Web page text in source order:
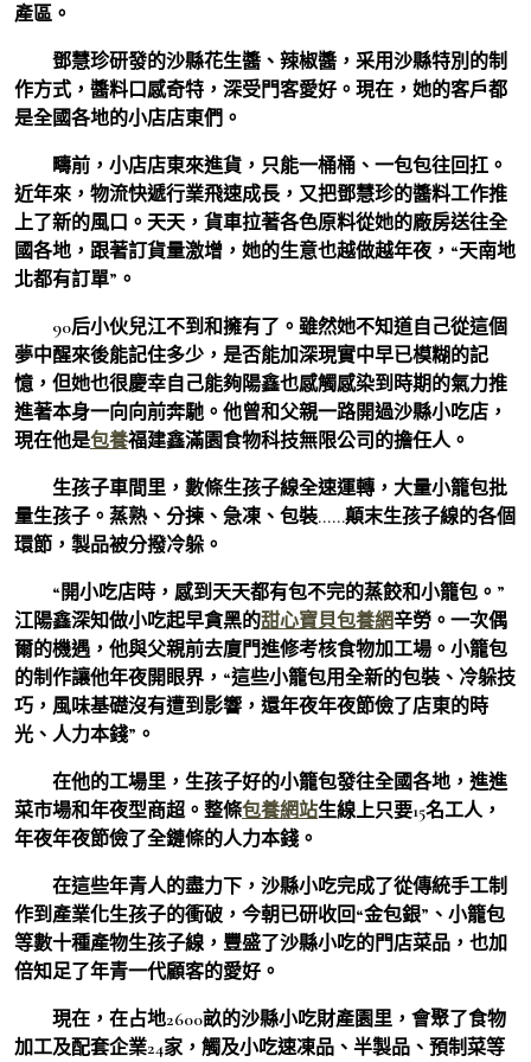
產區。
鄧慧珍研發的沙縣花生醬、辣椒醬，采用沙縣特別的制
作方式，醬料口感奇特，深受門客愛好。現在，她的客戶都
是全國各地的小店店東們。
疇前，小店店東來進貨，只能一桶桶、一包包往回扛。
近年來，物流快遞行業飛速成長，又把鄧慧珍的醬料工作推
上了新的風口。天天，貨車拉著各色原料從她的廠房送往全
國各地，跟著訂貨量激增，她的生意也越做越年夜，“天南地
北都有訂單”。
90后小伙兒江不到和擁有了。雖然她不知道自己從這個
夢中醒來後能記住多少，是否能加深現實中早已模糊的記
憶，但她也很慶幸自己能夠陽鑫也感觸感染到時期的氣力推
進著本身一向向前奔馳。他曾和父親一路開過沙縣小吃店，
現在他是包養福建鑫滿園食物科技無限公司的擔任人。
生孩子車間里，數條生孩子線全速運轉，大量小籠包批
量生孩子。蒸熟、分揀、急凍、包裝……顛末生孩子線的各個
環節，製品被分撥冷躲。
“開小吃店時，感到天天都有包不完的蒸餃和小籠包。”
江陽鑫深知做小吃起早貪黑的甜心寶貝包養網辛勞。一次偶
爾的機遇，他與父親前去廈門進修考核食物加工場。小籠包
的制作讓他年夜開眼界，“這些小籠包用全新的包裝、冷躲技
巧，風味基礎沒有遭到影響，還年夜年夜節儉了店東的時
光、人力本錢”。
在他的工場里，生孩子好的小籠包發往全國各地，進進
菜市場和年夜型商超。整條包養網站生線上只要15名工人，
年夜年夜節儉了全鏈條的人力本錢。
在這些年青人的盡力下，沙縣小吃完成了從傳統手工制
作到產業化生孩子的衝破，今朝已研收回“金包銀”、小籠包
等數十種產物生孩子線，豐盛了沙縣小吃的門店菜品，也加
倍知足了年青一代顧客的愛好。
現在，在占地2600畝的沙縣小吃財產園里，會聚了食物
加工及配套企業24家，觸及小吃速凍品、半製品、預制菜等